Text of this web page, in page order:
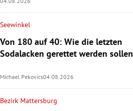
Seewinkel
Von 180 auf 40: Wie die letzten
Sodalacken gerettet werden sollen
Michael Pekovics04.08.2026
Bezirk Mattersburg